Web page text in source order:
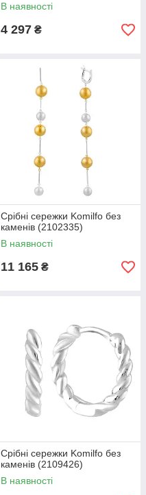
В наявності
4 297 ₴
Срібні сережки Komilfo без
каменів (2102335)
В наявності
11 165 ₴
Срібні сережки Komilfo без
каменів (2109426)
В наявності